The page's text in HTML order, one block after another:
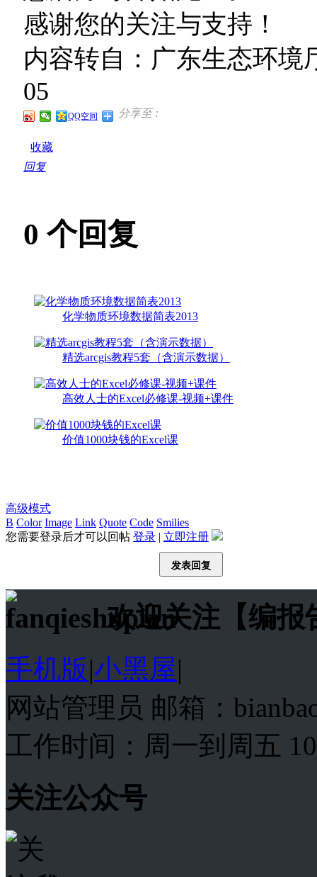
感谢您的关注与支持！
内容转自：广东生态环境
05
分享至 :
QQ空间
收藏
回复
0 个回复
化学物质环境数据简表2013
精选arcgis教程5套（含演示数据）
高效人士的Excel必修课-视频+课件
价值1000块钱的Excel课
高级模式
B Color Image Link Quote Code Smilies
您需要登录后才可以回帖 登录 | 立即注册
发表回复
欢迎关注【编报
手机版|小黑屋|
网站管理员 邮箱：
工作时间：周一到周五
关注公众号